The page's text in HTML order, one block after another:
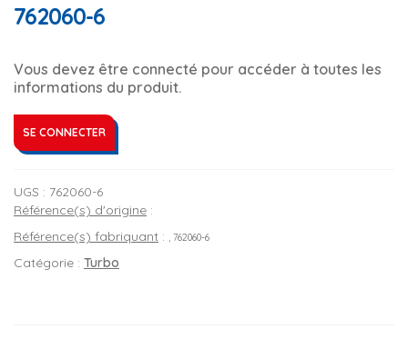
762060-6
Vous devez être connecté pour accéder à toutes les
informations du produit.
SE CONNECTER
UGS : 762060-6
Référence(s) d'origine :
Référence(s) fabriquant : , 762060-6
Catégorie : Turbo